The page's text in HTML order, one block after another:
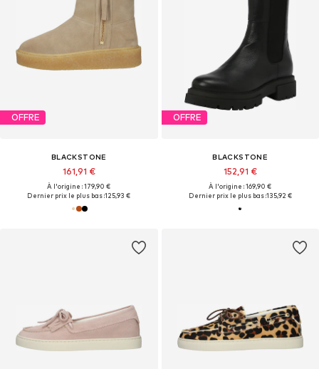
OFFRE
BLACKSTONE
161,91 €
À l'origine : 179,90 €
Dernier prix le plus bas :125,93 €
OFFRE
BLACKSTONE
152,91 €
À l'origine : 169,90 €
Dernier prix le plus bas :135,92 €